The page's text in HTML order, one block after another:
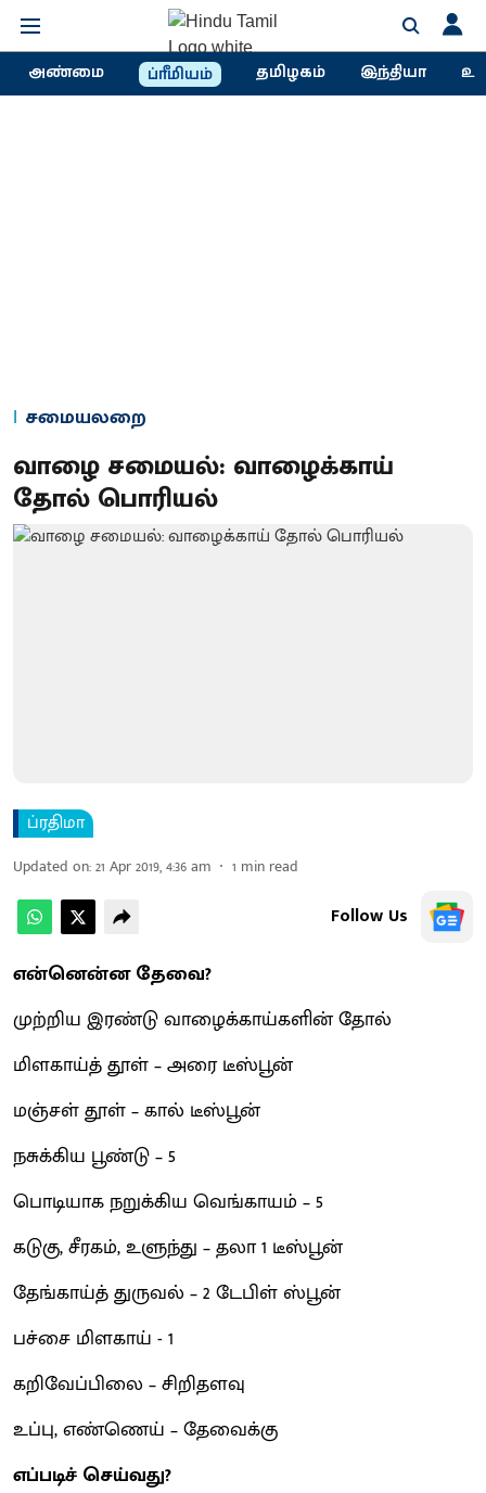
அண்மை ப்ரீமியம் தமிழகம் இந்தியா
சமையலறை
வாழை சமையல்: வாழைக்காய்
தோல் பொரியல்
ப்ரதிமா
Updated on:21 Apr 2019, 4:36 am 1 min read
Follow Us
என்னென்ன தேவை?
முற்றிய இரண்டு வாழைக்காய்களின் தோல்
மிளகாய்த் தூள் – அரை டீஸ்பூன்
மஞ்சள் தூள் – கால் டீஸ்பூன்
நசுக்கிய பூண்டு – 5
பொடியாக நறுக்கிய வெங்காயம் – 5
கடுகு, சீரகம், உளுந்து – தலா 1 டீஸ்பூன்
தேங்காய்த் துருவல் – 2 டேபிள் ஸ்பூன்
பச்சை மிளகாய் - 1
கறிவேப்பிலை – சிறிதளவு
உப்பு, எண்ணெய் – தேவைக்கு
எப்படிச் செய்வது?